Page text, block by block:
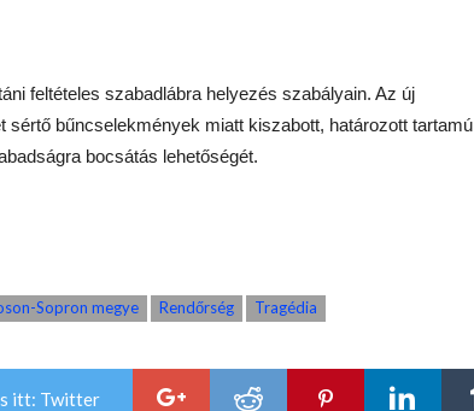
feltételes szabadlábra helyezés szabályain. Az új
bűncselekmények miatt kiszabott, határozott tartamú
bocsátás lehetőségét.
Sopron megye Rendőrség Tragédia
itt: Twitter